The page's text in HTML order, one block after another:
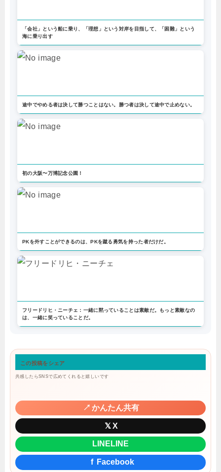
「会社」という船に乗り、「理想」という対岸を目指して、「困難」という
海に乗り出す
途中でやめる者は決して勝つことはない。勝つ者は決して途中で止めない。
初の大阪〜万博記念公園！
PKを外すことができるのは、PKを蹴る勇気を持った者だけだ。
フリードリヒ・ニーチェ：一緒に黙っていることは素敵だ。もっと素敵なの
は、一緒に笑っていることだ。
この投稿をシェア
共感したらSNSで広めてくれると嬉しいです
↗ かんたん共有
𝕏 X
LINE LINE
f Facebook